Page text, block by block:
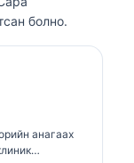
болно.
анагаах